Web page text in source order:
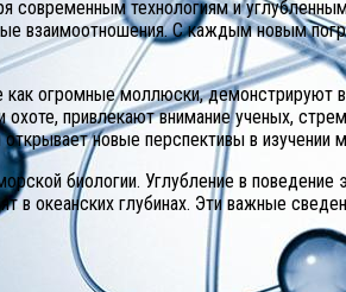
технологиям и
взаимоотношения. С каждым новым
огромные моллюски,
привлекают внимание ученых,
новые перспективы в изучении
биологии. Углубление в поведение
в океанских глубинах. Эти важные